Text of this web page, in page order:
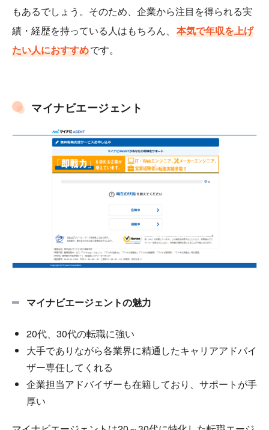
もあるでしょう。そのため、企業から注目を得られる実
績・経歴を持っている人はもちろん、 本気で年収を上げ
たい人におすすめです。
マイナビエージェント
マイナビエージェントの魅力
20代、30代の転職に強い
大手でありながら各業界に精通したキャリアアドバイ
ザー専任してくれる
企業担当アドバイザーも在籍しており、サポートが手
厚い